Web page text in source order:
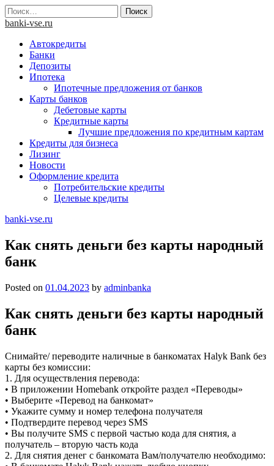
Skip
to
Найти:
banki-vse.ru
Автокредиты
Банки
Депозиты
Ипотека
Ипотечные предложения от банков
Карты банков
Дебетовые карты
Кредитные карты
Лучшие предложения по кредитным картам
Кредиты для бизнеса
Лизинг
Новости
Оформление кредита
Потребительские кредиты
Целевые кредиты
banki-vse.ru
Как снять деньги без карты народный
банк
Posted on 01.04.2023 by adminbanka
Как снять деньги без карты народный
банк
Снимайте/ переводите наличные в банкоматах Halyk Bank без
карты без комиссии:
1. Для осуществления перевода:
• В приложении Homebank откройте раздел «Переводы»
• Выберите «Перевод на банкомат»
• Укажите сумму и номер телефона получателя
• Подтвердите перевод через SMS
• Вы получите SMS c первой частью кода для снятия, а
получатель – вторую часть кода
2. Для снятия денег с банкомата Вам/получателю необходимо: